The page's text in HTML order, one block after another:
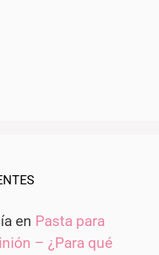
en Pasta para
– ¿Para qué